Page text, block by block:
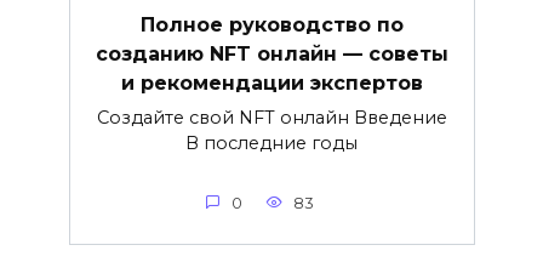
Полное руководство по
созданию NFT онлайн — советы
и рекомендации экспертов
Создайте свой NFT онлайн Введение
В последние годы
0 83